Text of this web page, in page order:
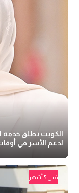
الكويت تطلق خدمة
لدعم الأسر في
قبل 5 أشهر